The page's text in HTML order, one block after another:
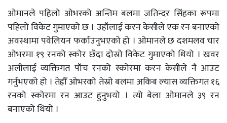
ओमानले पहिलो ओभरको अन्तिम बलमा जतिन्दर सिंहका रूपमा
पहिलो विकेट गुमाएको छ । उहाँलाई करन केसीले एक रन बनाएको
अवस्थामा पवेलियन फर्काउनुभएको हो । ओमानले छ दशमलव चार
ओभरमा १९ रनको स्कोर छँदा दोस्रो विकेट गुमाएको थियो । खवर
अलीलाई व्यक्तिगत पाँच रनको स्कोरमा करन केसीले नै आउट
गर्नुभएको हो । तेह्रौँ ओभरको तेस्रो बलमा अकिब ल्यास व्यक्तिगत १६
रनको स्कोरमा रन आउट हुनुभयो । त्यो बेला ओमानले ३९ रन
बनाएको थियो ।